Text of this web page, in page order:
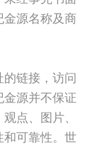
源名称及商
链接，访问
源并不保证
点、图片、
和可靠性。世